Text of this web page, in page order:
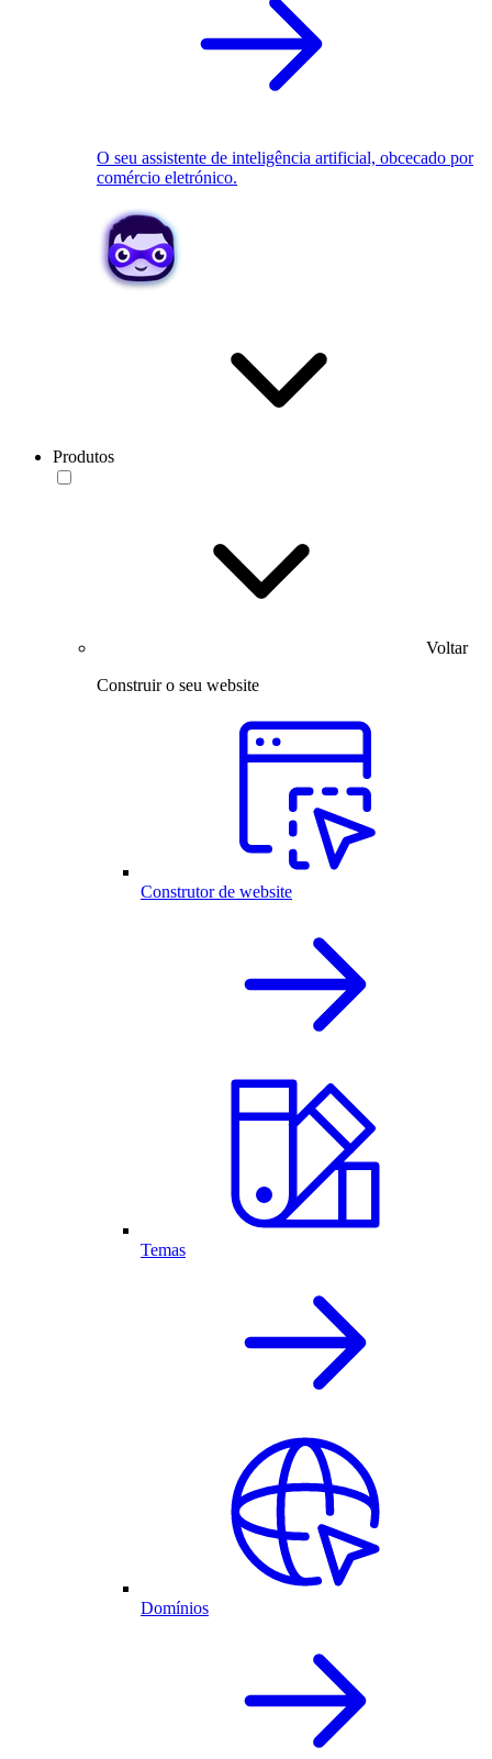
O seu assistente de inteligência artificial, obcecado por
comércio eletrónico.
Produtos
Voltar
Construir o seu website
Construtor de website
Temas
Domínios